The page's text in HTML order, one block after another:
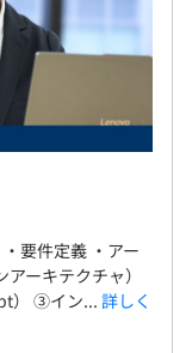
要件定義 ・アー
ーキテクチャ）
） ③イン... 詳しく